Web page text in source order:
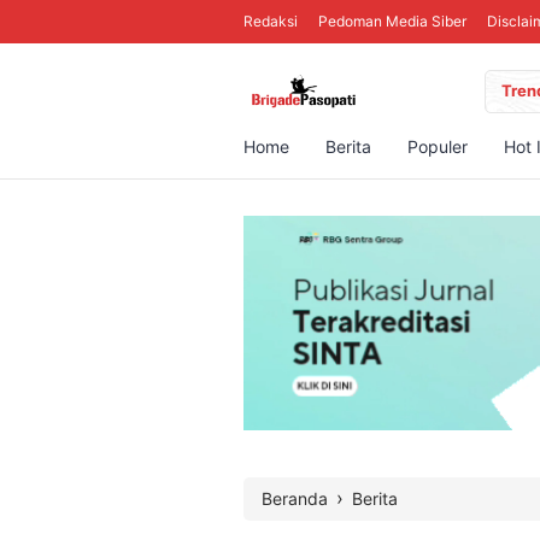
Redaksi Pedoman Media Siber
Home Berita Populer Hot
Beranda › Berita